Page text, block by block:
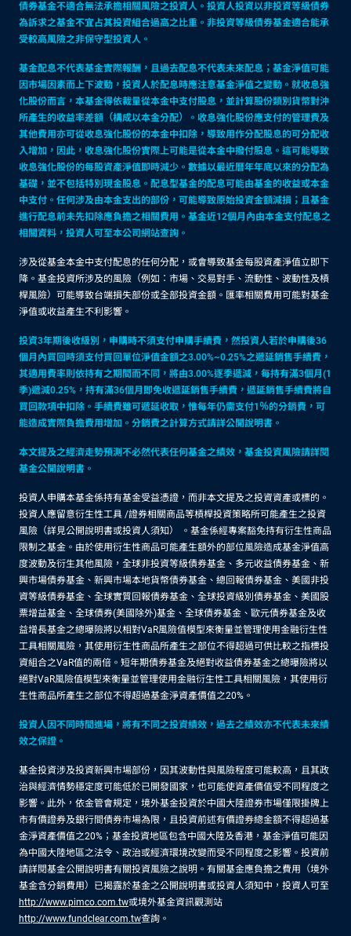
債券基金不適合無法承擔相關風險之投資人。投資人投資以非投資等級債券
為訴求之基金不宜占其投資組合過高之比重。非投資等級債券基金適合能承
受較高風險之非保守型投資人。
基金配息不代表基金實際報酬，且過去配息不代表未來配息；基金淨值可能
因市場因素而上下波動，投資人於配息時應注意基金淨值之變動。就收息強
化股份而言，本基金得依裁量從本金中支付股息，並計算股份類別貨幣對沖
所產生的收益率差額（構成以本金分配）。收息強化股份應支付的管理費及
其他費用亦可從收息強化股份的本金中扣除，導致用作分配股息的可分配收
入增加，因此，收息強化股份實際上可能是從本金中撥付股息。這可能導致
收息強化股份的每股資產淨值即時減少。數據以最近曆年年底以來的分配為
基礎，並不包括特別現金股息。配息型基金的配息可能由基金的收益或本金
中支付。任何涉及由本金支出的部份，可能導致原始投資金額減損；且基金
進行配息前未先扣除應負擔之相關費用。基金近12個月內由本金支付配息之
相關資料，投資人可至本公司網站查詢。
涉及從基金本金中支付配息的任何分配，或會導致基金每股資產淨值立即下
降。基金投資所涉及的風險（例如：市場、交易對手、流動性、波動性及槓
桿風險）可能導致台端損失部份或全部投資金額。匯率相關費用可能對基金
淨值或收益產生不利影響。
投資3年期後收級別，申購時不須支付申購手續費，然投資人若於申購後36
個月內買回時須支付買回單位淨值金額之3.00%~0.25%之遞延銷售手續費，
其適用費率則依持有之期間而不同，將由3.00%逐季遞減，每持有滿3個月(1
季)遞減0.25%，持有滿36個月即免收遞延銷售手續費，遞延銷售手續費將自
買回款項中扣除。手續費雖可遞延收取，惟每年仍需支付1％的分銷費，可
能造成實際負擔費用增加。分銷費之計算方式請詳公開說明書。
本文提及之經濟走勢預測不必然代表任何基金之績效，基金投資風險請詳閱
基金公開說明書。
投資人申購本基金係持有基金受益憑證，而非本文提及之投資資產或標的。
投資人應留意衍生性工具 /證券相關商品等槓桿投資策略所可能產生之投資
風險（詳見公開說明書或投資人須知） 。基金係經專案豁免持有衍生性商品
限制之基金。由於使用衍生性商品可能產生額外的部位風險造成基金淨值高
度波動及衍生其他風險，全球非投資等級債券基金、多元收益債券基金、新
興市場債券基金、新興市場本地貨幣債券基金、總回報債券基金、美國非投
資等級債券基金、全球實質回報債券基金、全球投資級別債券基金、美國股
票增益基金、全球債券(美國除外)基金、全球債券基金、歐元債券基金及收
益增長基金之總曝險將以相對VaR風險值模型來衡量並管理使用金融衍生性
工具相關風險，其使用衍生性商品所產生之部位不得超過可供比較之指標投
資組合之VaR值的兩倍。短年期債券基金及絕對收益債券基金之總曝險將以
絕對VaR風險值模型來衡量並管理使用金融衍生性工具相關風險，其使用衍
生性商品所產生之部位不得超過基金淨資產價值之20%。
投資人因不同時間進場，將有不同之投資績效，過去之績效亦不代表未來績
效之保證。
基金投資涉及投資新興市場部份，因其波動性與風險程度可能較高，且其政
治與經濟情勢穩定度可能低於已開發國家，也可能使資產價值受不同程度之
影響。此外，依金管會規定，境外基金投資於中國大陸證券市場僅限掛牌上
市有價證券及銀行間債券市場為限，且投資前述有價證券總金額不得超過基
金淨資產價值之20%；基金投資地區包含中國大陸及香港，基金淨值可能因
為中國大陸地區之法令、政治或經濟環境改變而受不同程度之影響。投資前
請詳閱基金公開說明書有關投資風險之說明。有關基金應負擔之費用（境外
基金含分銷費用）已揭露於基金之公開說明書或投資人須知中，投資人可至
http://www.pimco.com.tw或境外基金資訊觀測站
http://www.fundclear.com.tw查詢。